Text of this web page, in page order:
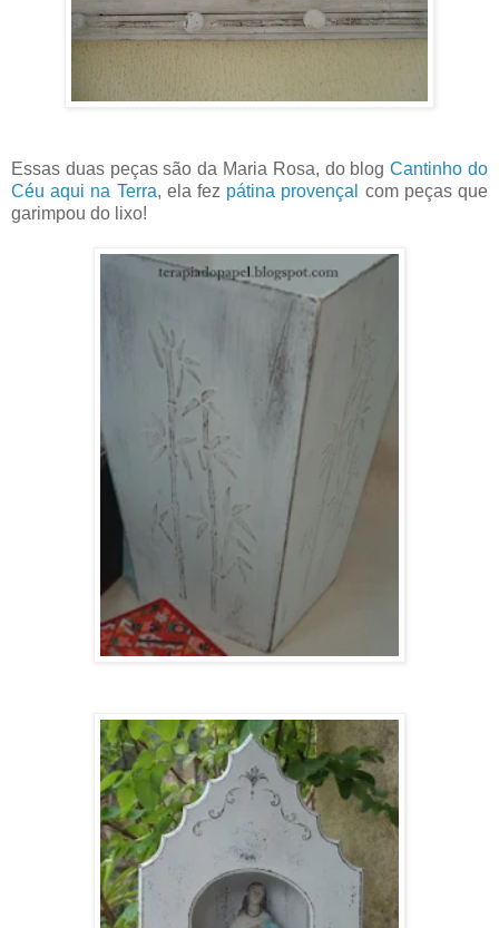
Essas duas peças são da Maria Rosa, do blogCantinho do
Céu aqui na Terra, ela fez pátina provençal
com peças que
garimpou do lixo!